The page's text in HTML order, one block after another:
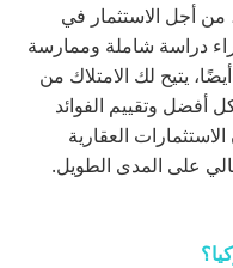
من أجل الاستثمار في
دراسة شاملة وممارسة
يتيح لك الامتلاك من
أفضل وتقييم الفوائد
العقارية
على المدى الطويل.